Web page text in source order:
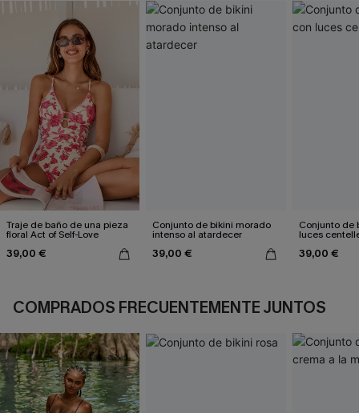
Traje de baño de una pieza
floral Act of Self-Love
39,00 €
Conjunto de bikini morado
intenso al atardecer
39,00 €
Conjunto de
luces
39,00 €
COMPRADOS FRECUENTEMENTE JUNTOS